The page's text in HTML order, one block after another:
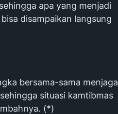
apa yang menjadi
disampaikan langsung
bersama-sama menjaga
situasi kamtibmas
(*)